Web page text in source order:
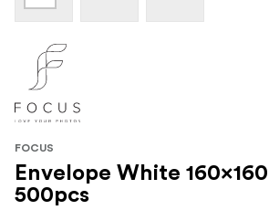
FOCUS
Envelope White 160x160
500pcs